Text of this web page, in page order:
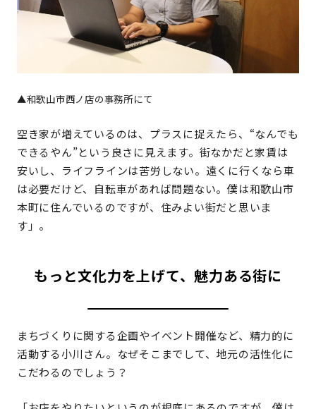
▲和歌山市西ノ店の事務所にて
空き家が増えているのは、プラスに捉えたら、“なんでも
できるやん”という良さに見えます。街なかだと家賃は
安いし、ライフラインは苦労しない。遠くに行くなら車
は必要だけど、自転車があれば問題ない。僕は和歌山市
本町に住んでいるのですが、住みよい街だと思いま
す」。
もっと文化力を上げて、魅力ある街に
まちづくりに関する企画やイベント開催など、精力的に
活動する小川さん。なぜそこまでして、地元の活性化に
こだわるのでしょう？